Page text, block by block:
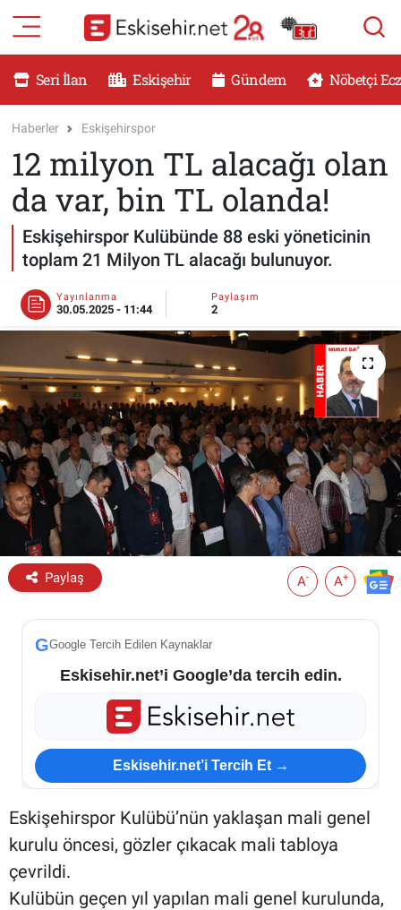
Seri İlan Eskişehir Gündem Nöbetçi
Haberler Eskişehirspor
12 milyon TL alacağı olan
da var, bin TL olanda!
Eskişehirspor Kulübünde 88 eski yöneticinin
toplam 21 Milyon TL alacağı bulunuyor.
Yayınlanma
30.05.2025 - 11:44
Paylaşım
2
Paylaş A- A+
GGoogle Tercih Edilen Kaynaklar
Eskisehir.net’i Google’da tercih edin.
Eskisehir.net’i Tercih Et →
Eskişehirspor Kulübü’nün yaklaşan mali genel
kurulu öncesi, gözler çıkacak mali tabloya
çevrildi.
Kulübün geçen yıl yapılan mali genel kurulunda,
RESMİ İLANLAR
DÜNYA
SAĞLIK
MAGAZİN
KADIN
TEKNOLOJİ
YEMEK
ESKİŞEHİR NÖBETÇİ ECZANELER
Eskişehir Haber İçerikleri
Eskişehir Hava Durumu
Eskişehir Tramvay Saatleri
Eskişehir Otobüs Saatleri
Eskişehir Nöbetçi Eczaneler
Eskişehir Namaz Vakitleri
Eskişehir Trafik Yoğunluk Haritası
Süper Lig Puan Durumu ve Fikstür
Tüm Manşetler
Son Dakika Haberleri
Haber Arşivi